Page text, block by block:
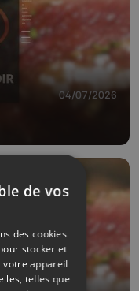
04/07/2026
de vos
des cookies
stocker et
votre appareil
telles que